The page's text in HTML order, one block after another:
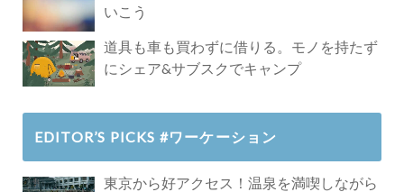
いこう
道具も車も買わずに借りる。モノを持たず
にシェア&サブスクでキャンプ
EDITOR’S PICKS #ワーケーション
東京から好アクセス！温泉を満喫しながら